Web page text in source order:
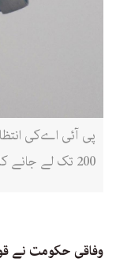
200 تک لے جانے کا پلان رکھتی ہے: ترجمان (اے ایف پی)
وفاقی حکومت نے